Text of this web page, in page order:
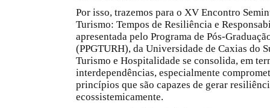
Por isso, trazemos para o XV Encontro
Turismo: Tempos de Resiliência e
apresentada pelo Programa de Pós-
(PPGTURH), da Universidade de Caxias do
Turismo e Hospitalidade se consolida, em
interdependências, especialmente
princípios que são capazes de gerar
ecossistemicamente.